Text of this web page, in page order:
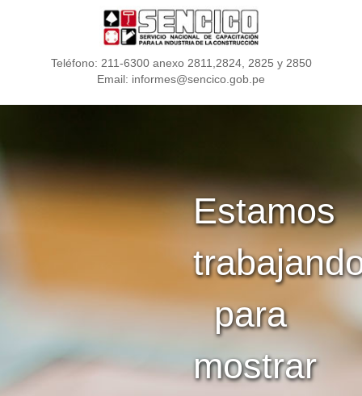
Teléfono: 211-6300 anexo 2811,2824, 2825 y 2850
Email: informes@sencico.gob.pe
Estamos
para
mostrar